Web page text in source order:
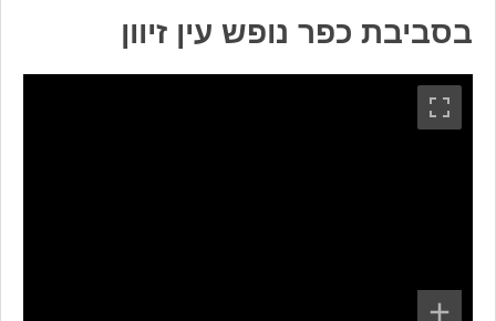
בסביבת כפר נופש עין זיוון